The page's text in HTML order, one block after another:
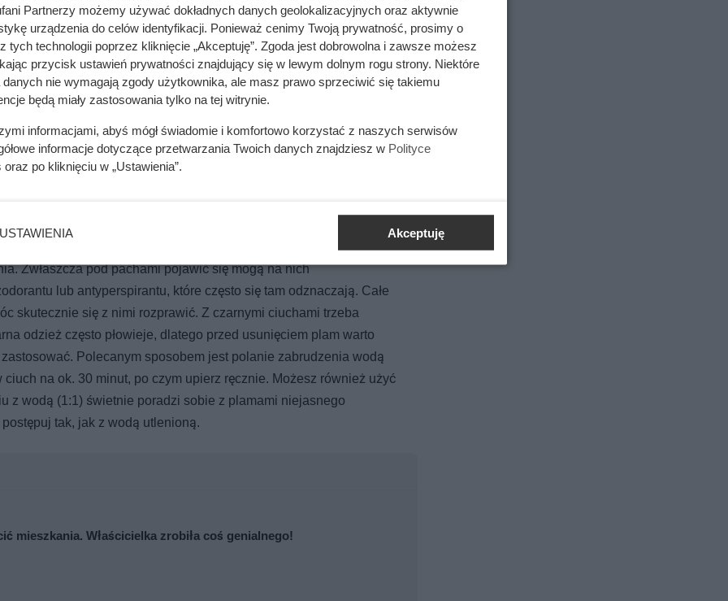
wiedzieć!
kawy to nie lada wyzwanie. Najgorzej, gdy plama pojawia się nagle,
Możesz użyć zwykłego, szarego mydła. Wystarczy połączyć je z
zanieczyszczone miejsce. Jeśli to nie zadziała, spróbuj użyć soli z
ciuch do środka. Ubranie musi tam zostać minimum godzinę, aby
wyprać odzież ręcznie lub w pralce. Jest to jednak metoda dla
na usuwanie uporczywych plam z białych ciuchów, np. po kawie i
Zwłaszcza pod pachami pojawić się mogą na nich
lub antyperspirantu, które często się tam odznaczają. Całe
skutecznie się z nimi rozprawić. Z czarnymi ciuchami trzeba
odzież często płowieje, dlatego przed usunięciem plam warto
Polecanym sposobem jest polanie zabrudzenia wodą
na ok. 30 minut, po czym upierz ręcznie. Możesz również użyć
z wodą (1:1) świetnie poradzi sobie z plamami niejasnego
tak, jak z wodą utlenioną.
mieszkania. Właścicielka zrobiła coś genialnego!
Partnerzy możemy używać dokładnych danych geolokalizacyjnych oraz aktywnie
urządzenia do celów identyfikacji. Ponieważ cenimy Twoją prywatność, prosimy o
tych technologii poprzez kliknięcie „Akceptuję”. Zgoda jest dobrowolna i zawsze możesz
przycisk ustawień prywatności znajdujący się w lewym dolnym rogu strony. Niektóre
danych nie wymagają zgody użytkownika, ale masz prawo sprzeciwić się takiemu
będą miały zastosowania tylko na tej witrynie.
informacjami, abyś mógł świadomie i komfortowo korzystać z naszych serwisów
informacje dotyczące przetwarzania Twoich danych znajdziesz w Polityce
oraz po kliknięciu w „Ustawienia”.
USTAWIENIA Akceptuję